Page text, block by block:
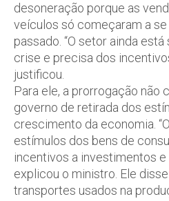
desoneração porque as
veículos só começaram a se
passado. “O setor ainda
crise e precisa dos
justificou.
Para ele, a prorrogação não
governo de retirada dos
crescimento da economia.
estímulos dos bens de
incentivos a investimentos e
explicou o ministro. Ele
transportes usados na